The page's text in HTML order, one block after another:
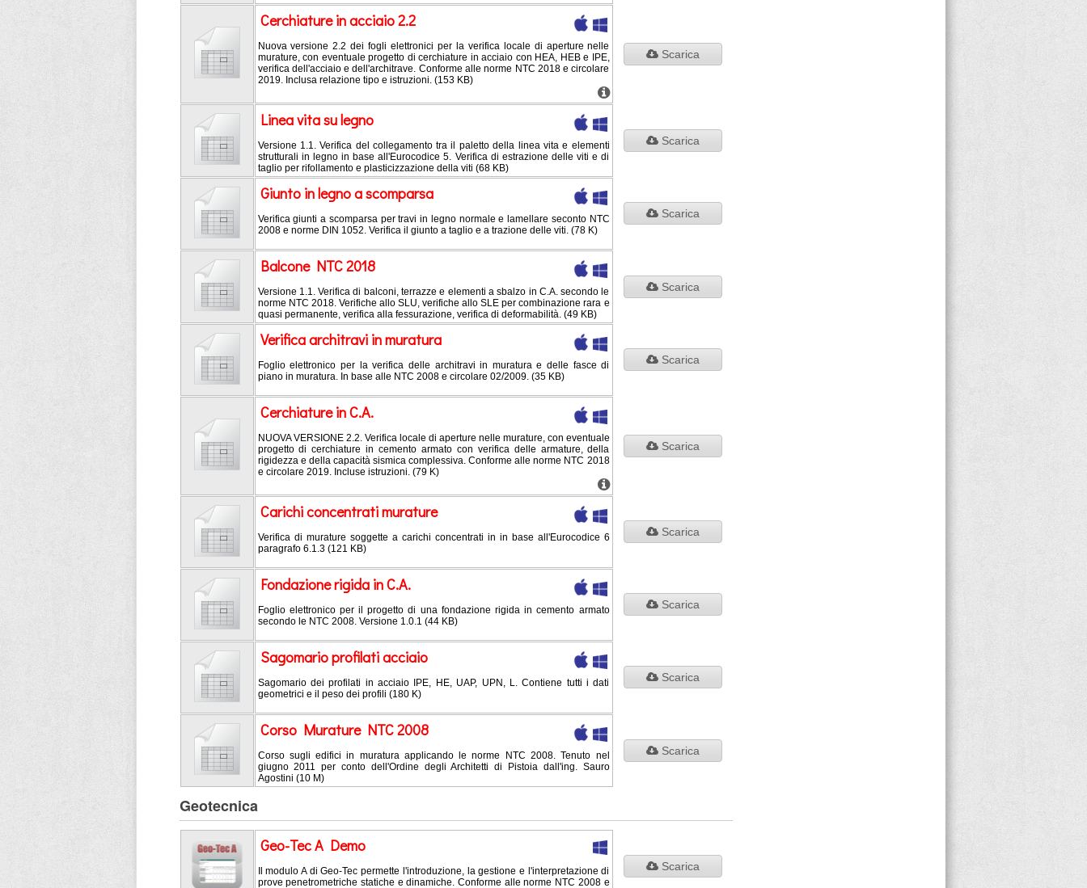
Cerchiature in acciaio 2.2
Nuova versione 2.2 dei fogli elettronici per la verifica locale di aperture nelle
murature, con eventuale progetto di cerchiature in acciaio con HEA, HEB e IPE,
verifica dell'acciaio e dell'architrave. Conforme alle norme NTC 2018 e circolare
2019. Inclusa relazione tipo e istruzioni. (153 KB)
Scarica
Linea vita su legno
Versione 1.1. Verifica del collegamento tra il paletto della linea vita e elementi
strutturali in legno in base all'Eurocodice 5. Verifica di estrazione delle viti e di
taglio per rifollamento e plasticizzazione della viti (68 KB)
Scarica
Giunto in legno a scomparsa
Verifica giunti a scomparsa per travi in legno normale e lamellare seconto NTC
2008 e norme DIN 1052. Verifica il giunto a taglio e a trazione delle viti. (78 K)
Scarica
Balcone NTC 2018
Versione 1.1. Verifica di balconi, terrazze e elementi a sbalzo in C.A. secondo le
norme NTC 2018. Verifiche allo SLU, verifiche allo SLE per combinazione rara e
quasi permanente, verifica alla fessurazione, verifica di deformabilità. (49 KB)
Scarica
Verifica architravi in muratura
Foglio elettronico per la verifica delle architravi in muratura e delle fasce di
piano in muratura. In base alle NTC 2008 e circolare 02/2009. (35 KB)
Scarica
Cerchiature in C.A.
NUOVA VERSIONE 2.2. Verifica locale di aperture nelle murature, con eventuale
progetto di cerchiature in cemento armato con verifica delle armature, della
rigidezza e della capacità sismica complessiva. Conforme alle norme NTC 2018
e circolare 2019. Incluse istruzioni. (79 K)
Scarica
Carichi concentrati murature
Verifica di murature soggette a carichi concentrati in in base all'Eurocodice 6
paragrafo 6.1.3 (121 KB)
Scarica
Fondazione rigida in C.A.
Foglio elettronico per il progetto di una fondazione rigida in cemento armato
secondo le NTC 2008. Versione 1.0.1 (44 KB)
Scarica
Sagomario profilati acciaio
Sagomario dei profilati in acciaio IPE, HE, UAP, UPN, L. Contiene tutti i dati
geometrici e il peso dei profili (180 K)
Scarica
Corso Murature NTC 2008
Corso sugli edifici in muratura applicando le norme NTC 2008. Tenuto nel
giugno 2011 per conto dell'Ordine degli Architetti di Pistoia dall'ing. Sauro
Agostini (10 M)
Scarica
Geotecnica
Geo-Tec A Demo
Il modulo A di Geo-Tec permette l'introduzione, la gestione e l'interpretazione di
prove penetrometriche statiche e dinamiche. Conforme alle norme NTC 2008 e
Scarica